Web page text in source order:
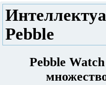
Pebble
Pebble